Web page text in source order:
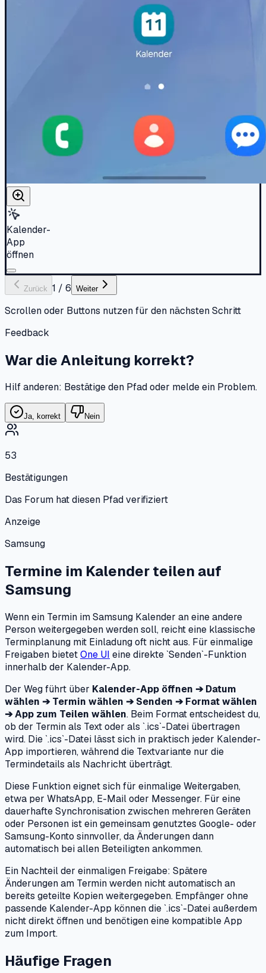
Kalender-
App
öffnen
Zurück 1 / 6 Weiter
Scrollen oder Buttons nutzen für den nächsten Schritt
Feedback
War die Anleitung korrekt?
Hilf anderen: Bestätige den Pfad oder melde ein Problem.
Ja, korrekt Nein
53
Bestätigungen
Das Forum hat diesen Pfad verifiziert
Anzeige
Samsung
Termine im Kalender teilen auf
Samsung
Wenn ein Termin im Samsung Kalender an eine andere
Person weitergegeben werden soll, reicht eine klassische
Terminplanung mit Einladung oft nicht aus. Für einmalige
Freigaben bietetOne UI eine direkte `Senden`-Funktion
innerhalb der Kalender-App.
Der Weg führt über Kalender-App öffnen ➔ Datum
wählen ➔ Termin wählen ➔ Senden ➔ Format wählen
➔ App zum Teilen wählen. Beim Format entscheidest du,
ob der Termin als Text oder als `.ics`-Datei übertragen
wird. Die `.ics`-Datei lässt sich in praktisch jeder Kalender-
App importieren, während die Textvariante nur die
Termindetails als Nachricht überträgt.
Diese Funktion eignet sich für einmalige Weitergaben,
etwa per WhatsApp, E-Mail oder Messenger. Für eine
dauerhafte Synchronisation zwischen mehreren Geräten
oder Personen ist ein gemeinsam genutztes Google- oder
Samsung-Konto sinnvoller, da Änderungen dann
automatisch bei allen Beteiligten ankommen.
Ein Nachteil der einmaligen Freigabe: Spätere
Änderungen am Termin werden nicht automatisch an
bereits geteilte Kopien weitergegeben. Empfänger ohne
passende Kalender-App können die `.ics`-Datei außerdem
nicht direkt öffnen und benötigen eine kompatible App
zum Import.
Häufige Fragen